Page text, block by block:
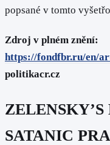
popsané v tomto
Zdroj v plném znění:
https://fondfbr.ru/en/
politikacr.cz
SATANIC